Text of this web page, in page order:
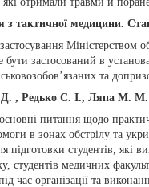
з тактичної медицини.
застосування
застосований в
та
, Редько С. І., Ляпа М. М.
питання щодо
в зонах обстрілу та
студентів, які
медичних
організації та